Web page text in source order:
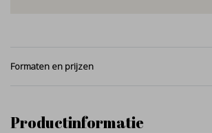
Formaten en prijzen
Productinformatie